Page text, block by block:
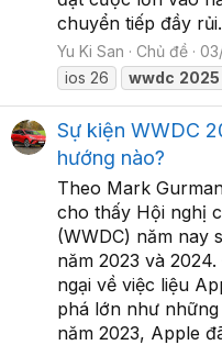
chuyển tiếp đầy
Yu Ki San Chủ đề
ios 26
wwdc 2025
Sự kiện WWDC
hướng nào?
Theo Mark
cho thấy Hội nghị
(WWDC) năm nay
năm 2023 và
ngại về việc liệu
phá lớn như
năm 2023, Apple